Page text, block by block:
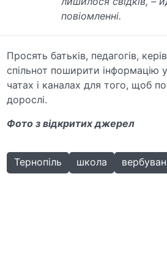
повіомленні.
Просять батьків, педагогів,
спільнот поширити інформацію
чатах і каналах для того, щоб
дорослі.
Фото з відкритих джерел
Тернопіль школа